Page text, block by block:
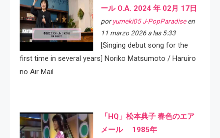
ール O.A. 2024 年 02月 17日
por yumeki05 J-PopParadiseen
11 marzo 2026 a las 5:33
[Singing debut song for the
first time in several years] Noriko Matsumoto / Haruiro
no Air Mail
「HQ」松本典子 春色のエア
メール 1985年